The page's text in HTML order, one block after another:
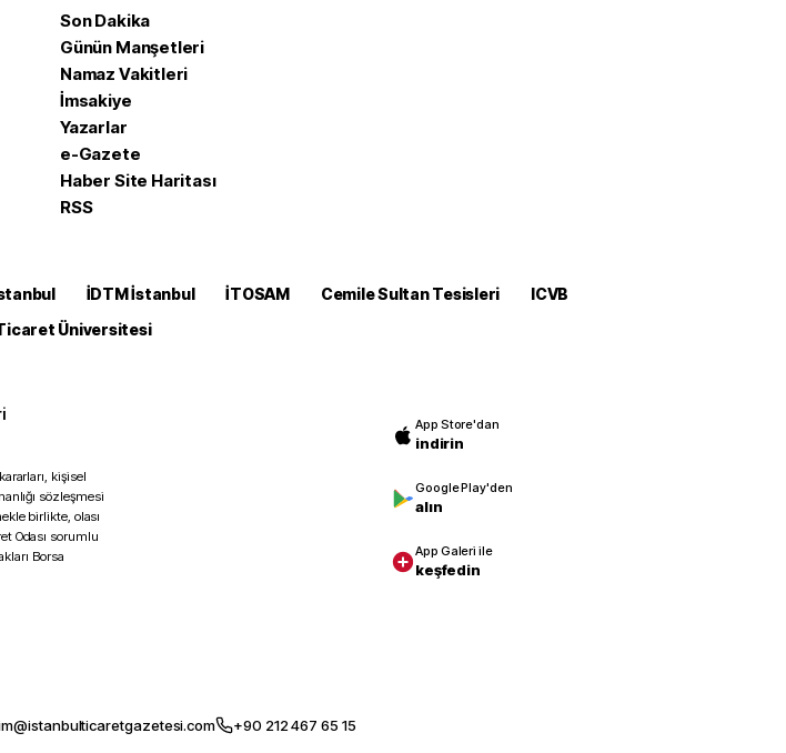
Son Dakika
Günün Manşetleri
Namaz Vakitleri
İmsakiye
Yazarlar
e-Gazete
Haber Site Haritası
RSS
İDTM İstanbul İTOSAM Cemile Sultan Tesisleri
ICVB
Üniversitesi
kişisel
sözleşmesi
birlikte, olası
Odası sorumlu
Borsa
App Store'dan
indirin
Google Play'den
alın
App Galeri ile
keşfedin
+90 212 467 65 15